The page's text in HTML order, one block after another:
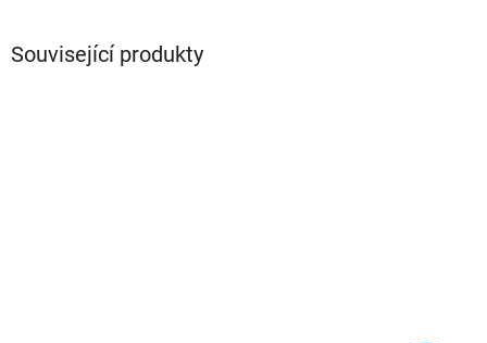
Související produkty